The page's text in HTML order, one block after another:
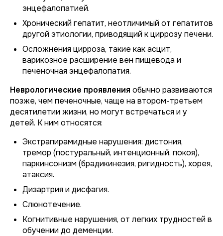
энцефалопатией.
Хронический гепатит, неотличимый от гепатитов
другой этиологии, приводящий к циррозу печени.
Осложнения цирроза, такие как асцит,
варикозное расширение вен пищевода и
печеночная энцефалопатия.
Неврологические проявления обычно развиваются
позже, чем печеночные, чаще на втором-третьем
десятилетии жизни, но могут встречаться и у
детей. К ним относятся:
Экстрапирамидные нарушения: дистония,
тремор (постуральный, интенционный, покоя),
паркинсонизм (брадикинезия, ригидность), хорея,
атаксия.
Дизартрия и дисфагия.
Слюнотечение.
Когнитивные нарушения, от легких трудностей в
обучении до деменции.